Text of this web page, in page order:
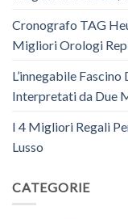
Cronografo TAG
Migliori Orologi
L’innegabile
Interpretati da Due
I 4 Migliori Regali
Lusso
CATEGORIE